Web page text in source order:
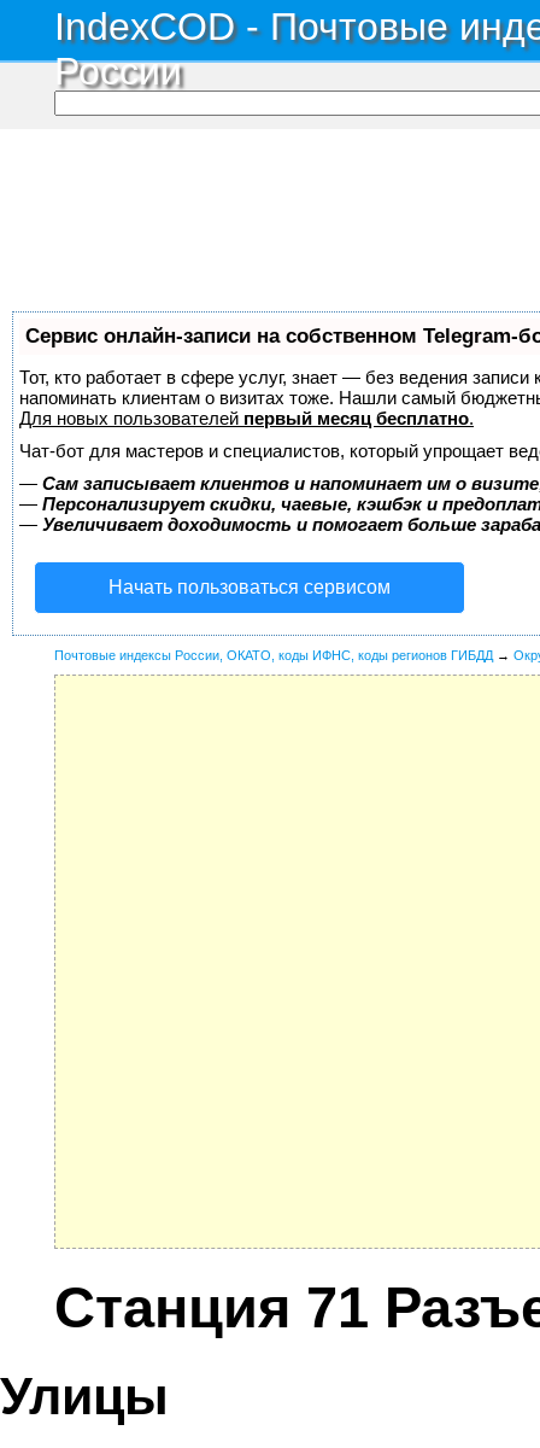
IndexCOD - Почтовые
России
Сервис онлайн-записи на собственном Telegram-
Тот, кто работает в сфере услуг, знает — без ведения
напоминать клиентам о визитах тоже. Нашли самый
Для новых пользователей первый месяц бесплатно.
Чат-бот для мастеров и специалистов, который упрощает
— Сам записывает клиентов и напоминает им о
— Персонализирует скидки, чаевые, кэшбэк и
— Увеличивает доходимость и помогает больше
Начать пользоваться сервисом
Почтовые индексы России, ОКАТО, коды ИФНС, коды регионов ГИБДД →
Станция 71
Улицы